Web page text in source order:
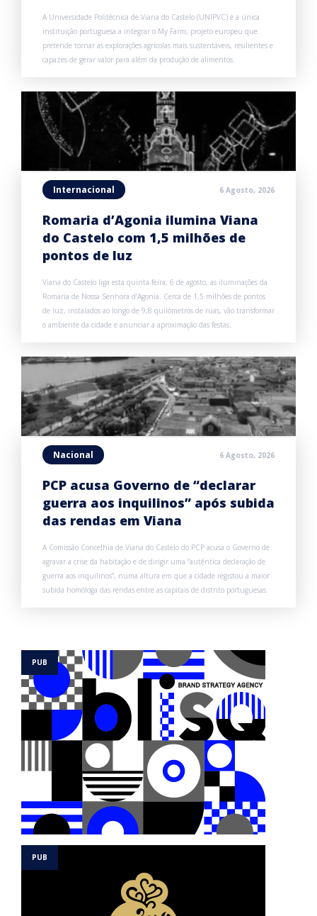
A Universidade Politécnica de Viana do Castelo (UNIPVC) é a única
instituição portuguesa a integrar o My Farm, projeto europeu que
pretende tornar as explorações agrícolas mais sustentáveis, resilientes e
capazes de gerar valor para além da produção de alimentos.
Internacional 6 Agosto, 2026
Romaria d’Agonia ilumina Viana
do Castelo com 1,5 milhões de
pontos de luz
Viana do Castelo liga esta quinta-feira, 6 de agosto, as iluminações da
Romaria de Nossa Senhora d’Agonia. Cerca de 1,5 milhões de pontos
de luz, instalados ao longo de 9,8 quilómetros de ruas, vão transformar
o ambiente da cidade e anunciar a aproximação das festas.
Nacional 6 Agosto, 2026
PCP acusa Governo de “declarar
guerra aos inquilinos” após subida
das rendas em Viana
A Comissão Concelhia de Viana do Castelo do PCP acusa o Governo de
agravar a crise da habitação e de dirigir uma “autêntica declaração de
guerra aos inquilinos”, numa altura em que a cidade registou a maior
subida homóloga das rendas entre as capitais de distrito portuguesas.